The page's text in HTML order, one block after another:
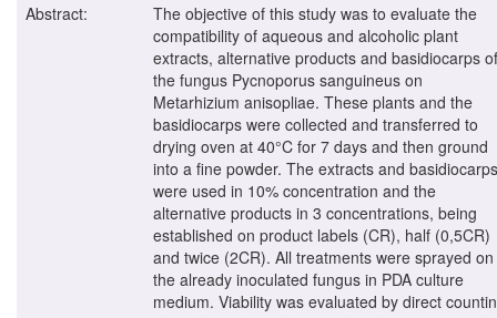
Abstract:
The objective of this study was to evaluate the
compatibility of aqueous and alcoholic plant
extracts, alternative products and basidiocarps of
the fungus Pycnoporus sanguineus on
Metarhizium anisopliae. These plants and the
basidiocarps were collected and transferred to
drying oven at 40°C for 7 days and then ground
into a fine powder. The extracts and basidiocarps
were used in 10% concentration and the
alternative products in 3 concentrations, being
established on product labels (CR), half (0,5CR)
and twice (2CR). All treatments were sprayed on
the already inoculated fungus in PDA culture
medium. Viability was evaluated by direct